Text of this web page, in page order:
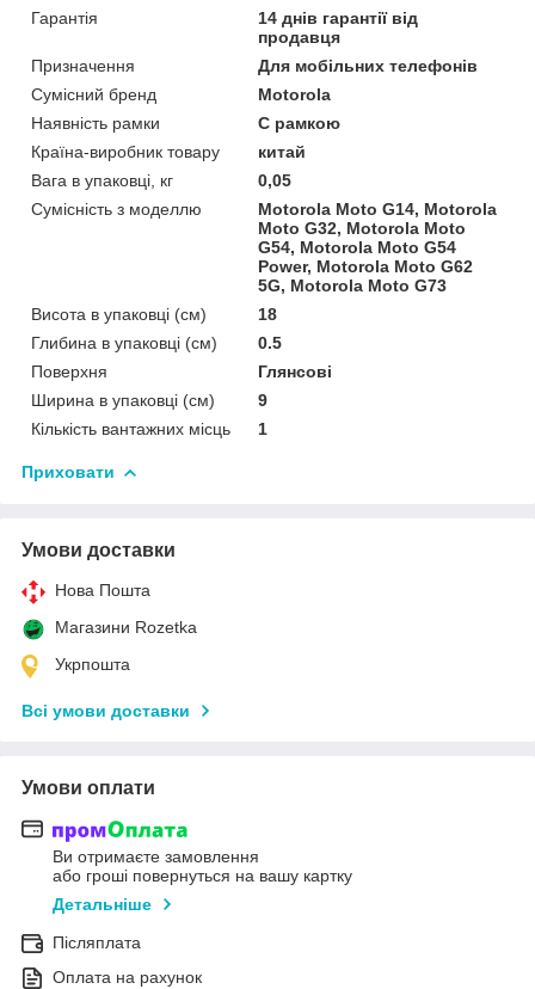
Гарантія
14 днів гарантії від
продавця
Призначення
Для мобільних телефонів
Сумісний бренд
Motorola
Наявність рамки
C рамкою
Країна-виробник товару
китай
Вага в упаковці, кг
0,05
Сумісність з моделлю
Motorola Moto G14, Motorola
Moto G32, Motorola Moto
G54, Motorola Moto G54
Power, Motorola Moto G62
5G, Motorola Moto G73
Висота в упаковці (см)
18
Глибина в упаковці (см)
0.5
Поверхня
Глянсові
Ширина в упаковці (см)
9
Кількість вантажних місць
1
Приховати
Умови доставки
Нова Пошта
Магазини Rozetka
Укрпошта
Всі умови доставки
Умови оплати
Ви отримаєте замовлення
або гроші повернуться на вашу картку
Детальніше
Післяплата
Оплата на рахунок